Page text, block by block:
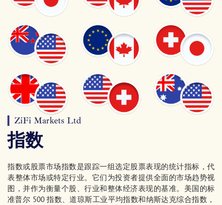
ZiFi Markets Ltd
指数
指数或股票市场指数是跟踪一组选定股票表现的统计指标，代
表整体市场或特定行业。它们为投资者提供全面的市场趋势视
图，并作为衡量个股、行业和整体经济表现的基准。美国的标
准普尔 500 指数、道琼斯工业平均指数和纳斯达克综合指数，